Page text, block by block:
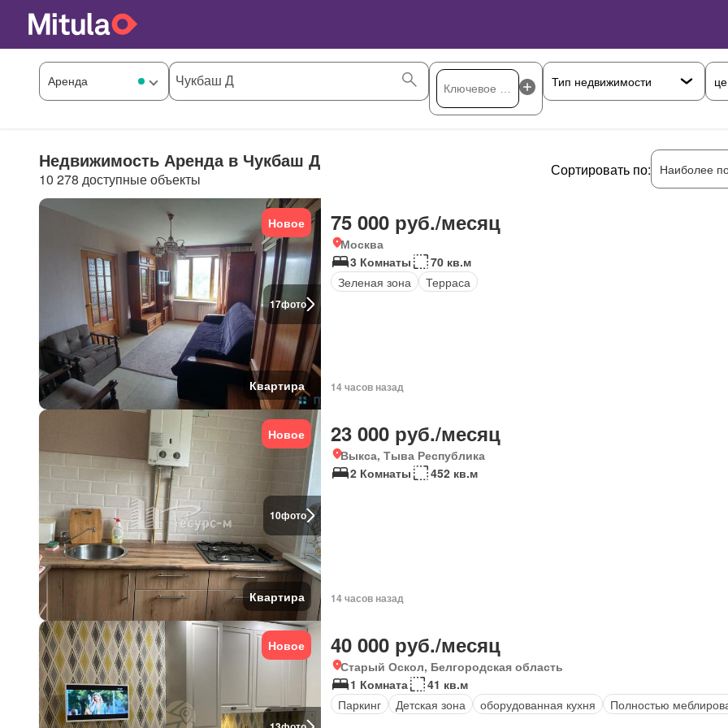
Недвижимость Аренда в Чукбаш Д
10 278 доступные объекты
Сортировать по: Наиболее
17фото
Новое
Квартира
75 000 руб./месяц
Москва
3 Комнаты
70 кв.м
Зеленая зона
Терраса
14 часов назад
10фото
Новое
Квартира
23 000 руб./месяц
Выкса, Тыва Республика
2 Комнаты
452 кв.м
14 часов назад
Новое 40 000 руб./месяц
Старый Оскол, Белгородская область
1 Комната
41 кв.м
Паркинг
Детская зона оборудованная кухня Полностью